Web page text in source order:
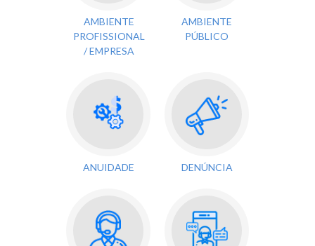
AMBIENTE
PROFISSIONAL
/ EMPRESA
AMBIENTE
PÚBLICO
ANUIDADE DENÚNCIA